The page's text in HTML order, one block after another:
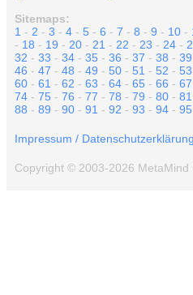
Sitemaps:
1 - 2 - 3 - 4 - 5 - 6 - 7 - 8 - 9 - 10 -
- 18 - 19 - 20 - 21 - 22 - 23 - 24 -
32 - 33 - 34 - 35 - 36 - 37 - 38 - 39
46 - 47 - 48 - 49 - 50 - 51 - 52 - 53
60 - 61 - 62 - 63 - 64 - 65 - 66 - 67
74 - 75 - 76 - 77 - 78 - 79 - 80 - 81
88 - 89 - 90 - 91 - 92 - 93 - 94 - 95
Impressum / Datenschutzerklärung
Copyright © 2003-2026 MetaMind